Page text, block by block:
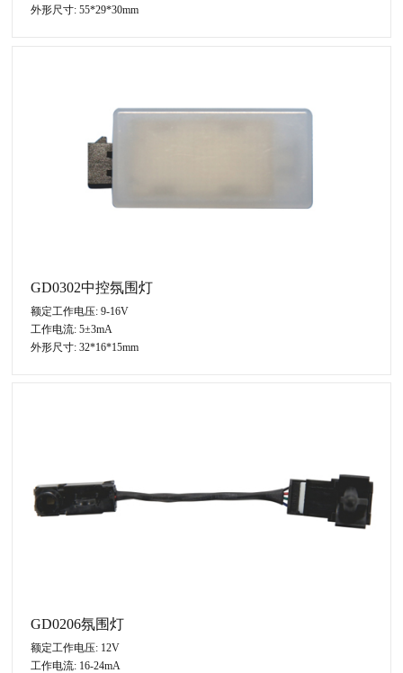
外形尺寸: 55*29*30mm
GD0302中控氛围灯
额定工作电压: 9-16V
工作电流: 5±3mA
外形尺寸: 32*16*15mm
GD0206氛围灯
额定工作电压: 12V
工作电流: 16-24mA